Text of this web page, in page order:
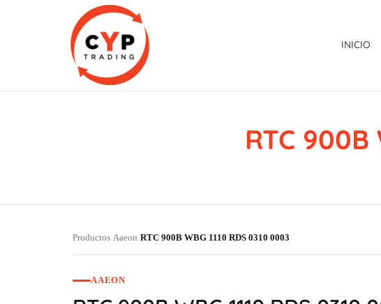
INICIO
RTC 900B
Productos›Aaeon›RTC 900B WBG 1110 RDS 0310 0003
AAEON